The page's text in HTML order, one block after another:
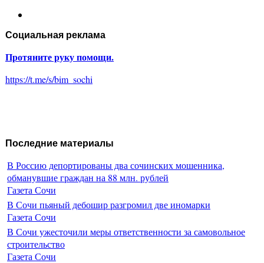
Социальная реклама
Протяните руку помощи.
https://t.me/s/bim_sochi
Последние материалы
В Россию депортированы два сочинских мошенника,
обманувшие граждан на 88 млн. рублей
Газета Сочи
В Сочи пьяный дебошир разгромил две иномарки
Газета Сочи
В Сочи ужесточили меры ответственности за самовольное
строительство
Газета Сочи